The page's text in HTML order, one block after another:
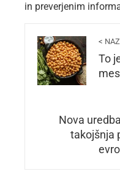
in preverjenim
<
To
Nova
takojšnja